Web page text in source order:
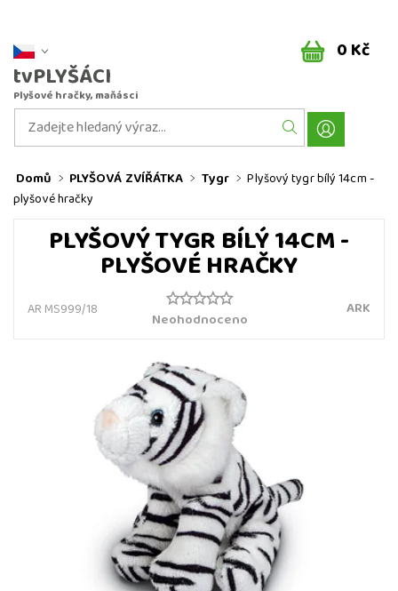
tvPLYŠÁCI
Plyšové hračky, maňásci
0 Kč
Domů PLYŠOVÁ ZVÍŘÁTKA Tygr
Plyšový tygr bílý 14cm -
plyšové hračky
PLYŠOVÝ TYGR BÍLÝ 14CM -
PLYŠOVÉ HRAČKY
AR MS999/18 Neohodnoceno
ARK